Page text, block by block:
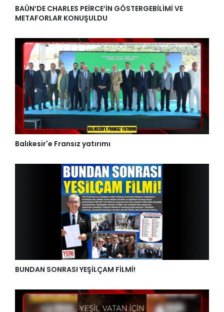
BAÜN’DE CHARLES PEİRCE’İN GÖSTERGEBİLİMİ VE
METAFORLAR KONUŞULDU
Balıkesir'e Fransız yatırımı
BUNDAN SONRASI YEŞİLÇAM FİLMİ!